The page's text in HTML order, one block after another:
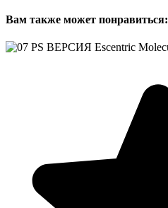
Вам также может понравиться: